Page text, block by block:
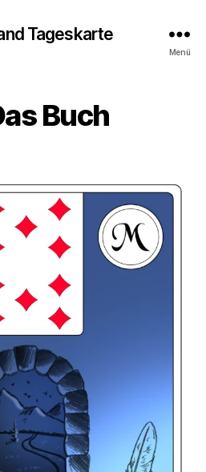
Tageskarte
Menü
Buch